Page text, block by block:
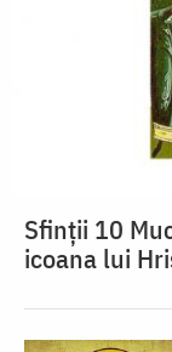
Sfinții 10
icoana lui